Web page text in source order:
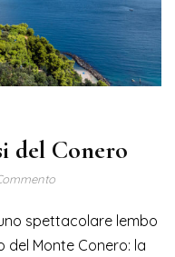
del Conero
spettacolare lembo
Monte Conero: la